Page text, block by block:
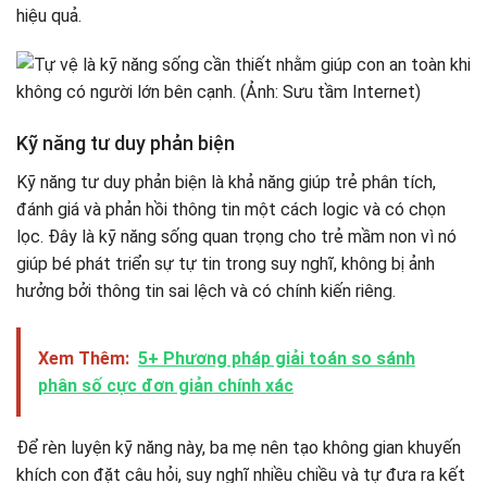
hiệu quả.
Kỹ năng tư duy phản biện
Kỹ năng tư duy phản biện là khả năng giúp trẻ phân tích,
đánh giá và phản hồi thông tin một cách logic và có chọn
lọc. Đây là kỹ năng sống quan trọng cho trẻ mầm non vì nó
giúp bé phát triển sự tự tin trong suy nghĩ, không bị ảnh
hưởng bởi thông tin sai lệch và có chính kiến riêng.
Xem Thêm: 5+ Phương pháp giải toán so sánh
phân số cực đơn giản chính xác
Để rèn luyện kỹ năng này, ba mẹ nên tạo không gian khuyến
khích con đặt câu hỏi, suy nghĩ nhiều chiều và tự đưa ra kết